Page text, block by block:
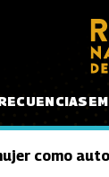
como